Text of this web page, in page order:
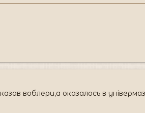
воблери,а оказалось в